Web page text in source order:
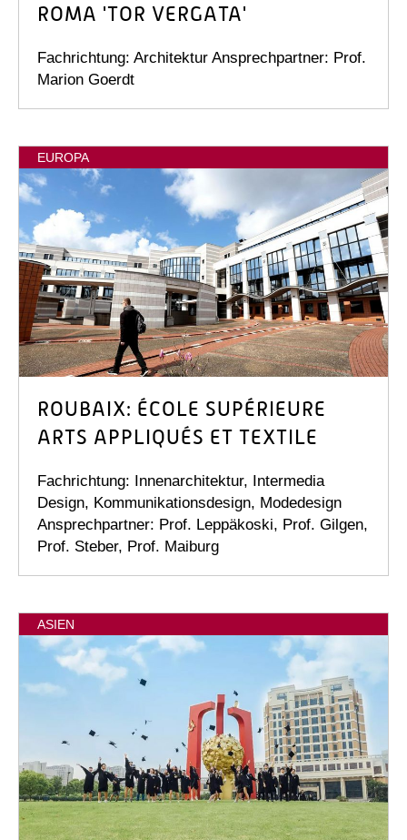
ROMA 'TOR VERGATA'
Fachrichtung: Architektur Ansprechpartner: Prof.
Marion Goerdt
EUROPA
ROUBAIX: ÉCOLE SUPÉRIEURE
ARTS APPLIQUÉS ET TEXTILE
Fachrichtung: Innenarchitektur, Intermedia
Design, Kommunikationsdesign, Modedesign
Ansprechpartner: Prof. Leppäkoski, Prof. Gilgen,
Prof. Steber, Prof. Maiburg
ASIEN